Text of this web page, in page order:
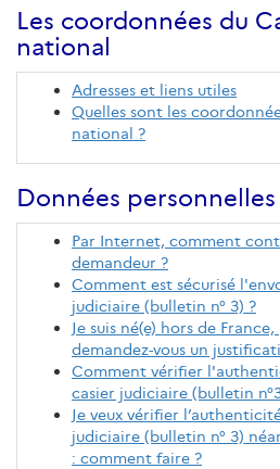
Les coordonnées du
national
Adresses et liens utiles
Quelles sont les
national ?
Données personnelles
Par Internet, comment
demandeur ?
Comment est sécurisé
judiciaire (bulletin n° 3) ?
Je suis né(e) hors de
demandez-vous un
Comment vérifier
casier judiciaire (bulletin
Je veux vérifier
judiciaire (bulletin n° 3)
: comment faire ?